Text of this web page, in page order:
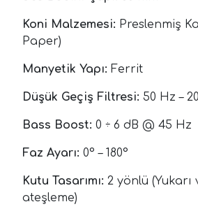
Koni Malzemesi: Preslenmiş
Paper)
Manyetik Yapı: Ferrit
Düşük Geçiş Filtresi: 50 Hz –
Bass Boost: 0 ÷ 6 dB @ 45 Hz
Faz Ayarı: 0° – 180°
Kutu Tasarımı: 2 yönlü (Yukarı
ateşleme)